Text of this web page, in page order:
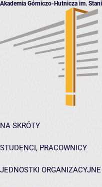
Akademia Górniczo-Hutnicza im.
NA SKRÓTY
STUDENCI, PRACOWNICY
JEDNOSTKI ORGANIZACYJNE